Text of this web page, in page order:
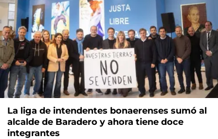
La liga de intendentes bonaerenses sumó al
alcalde de Baradero y ahora tiene doce
integrantes